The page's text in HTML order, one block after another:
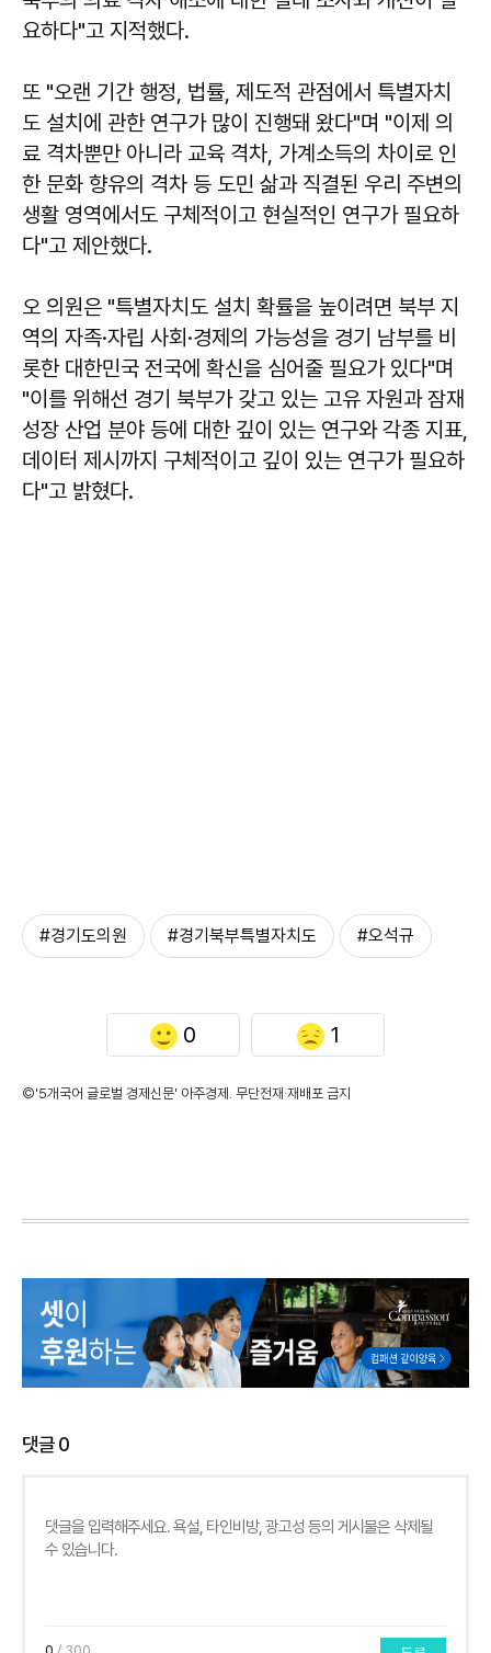
요하다"고 지적했다.
또 "오랜 기간 행정, 법률, 제도적 관점에서 특별자치
도 설치에 관한 연구가 많이 진행돼 왔다"며 "이제 의
료 격차뿐만 아니라 교육 격차, 가계소득의 차이로 인
한 문화 향유의 격차 등 도민 삶과 직결된 우리 주변의
생활 영역에서도 구체적이고 현실적인 연구가 필요하
다"고 제안했다.
오 의원은 "특별자치도 설치 확률을 높이려면 북부 지
역의 자족·자립 사회·경제의 가능성을 경기 남부를 비
롯한 대한민국 전국에 확신을 심어줄 필요가 있다"며
"이를 위해선 경기 북부가 갖고 있는 고유 자원과 잠재
성장 산업 분야 등에 대한 깊이 있는 연구와 각종 지표,
데이터 제시까지 구체적이고 깊이 있는 연구가 필요하
다"고 밝혔다.
#경기도의원 #경기북부특별자치도 #오석규
0 1
©'5개국어 글로벌 경제신문' 아주경제. 무단전재·재배포 금지
댓글0